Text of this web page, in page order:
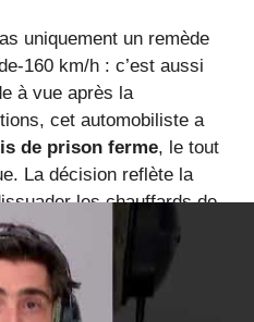
uniquement un remède
160 km/h : c’est aussi
à vue après la
cet automobiliste a
de prison ferme, le tout
La décision reflète la
les chauffards de
ces comportements
pas là : le permis a été